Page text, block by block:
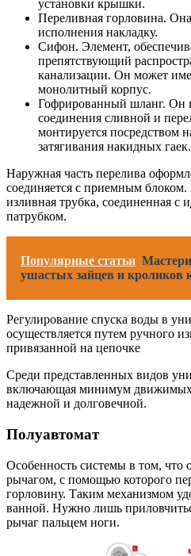
установки крышки.
Переливная горловина.
исполнения накладку.
Сифон. Элемент,
препятствующий
канализации. Он может
монолитный корпус.
Гофрированный шланг. Он
соединения сливной и
монтируется посредством
затягивания накидных гаек.
Наружная часть перелива
соединяется с приемным
изливная трубка, соединенная
патрубком.
Популярные статьи
ушастых зайцев и кроликов
Регулирование спуска воды в
осуществляется путем ручного
привязанной на цепочке
Среди представленных видов
включающая минимум движимых
надежной и долговечной.
Полуавтомат
Особенность системы в том, что
рычагом, с помощью которого
горловину. Таким механизмом
ванной. Нужно лишь
рычаг пальцем ноги.